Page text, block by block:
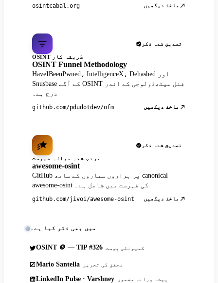
osintcabal.org ماخذ دیکھیں
تصدیق شدہ ذکر
OSINT طریقہ کار
OSINT Funnel Methodology
HaveIBeenPwned، IntelligenceX، Dehashed اور
Snusbase کے آگے OSINT فنل میتھڈولوجی کے اندر
درج ہے۔
github.com/pdudotdev/ofm ماخذ دیکھیں
تصدیق شدہ ذکر
مرتب شدہ حوالہ فہرست
awesome-osint
GitHub پر ہزاروں ستاروں کے ساتھ canonical
awesome-osint کی فہرست میں شامل ہے۔
github.com/jivoi/awesome-osint ماخذ دیکھیں
میں بھی ذکر کیا ہے۔
OSINT 🪙 — TIP #326 کمیونٹی پوسٹ
Mario Santella محقق کی تحریر
LinkedIn Pulse · Varshney پیشہ ورانہ مضمون